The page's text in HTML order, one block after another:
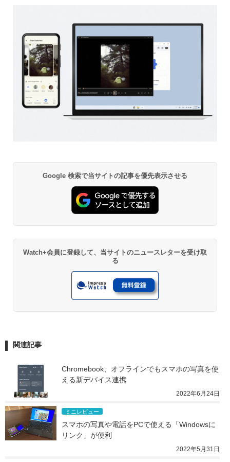
Google 検索で当サイトの記事を優先表示させる
Watch+会員に登録して、当サイトのニュースレターを受け取
る
関連記事
Chromebook、オフラインでもスマホの写真を使
える新デバイス連携
2022年6月24日
ミニレビュー
スマホの写真や電話をPCで使える「Windowsに
リンク」が便利
2022年5月31日